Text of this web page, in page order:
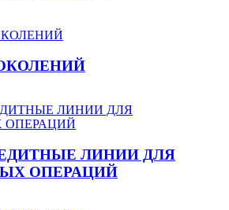
ЛИНИИ ДЛЯ
ОПЕРАЦИЙ